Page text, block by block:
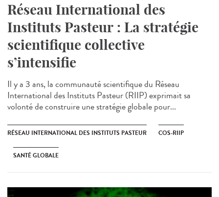
Réseau International des
Instituts Pasteur : La stratégie
scientifique collective
s’intensifie
Il y a 3 ans, la communauté scientifique du Réseau
International des Instituts Pasteur (RIIP) exprimait sa
volonté de construire une stratégie globale pour...
RÉSEAU INTERNATIONAL DES INSTITUTS PASTEUR COS-RIIP
SANTÉ GLOBALE